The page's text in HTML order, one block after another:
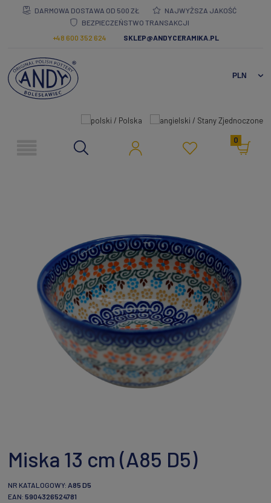
DARMOWA DOSTAWA OD 500 ZŁ
NAJWYŻSZA JAKOŚĆ
BEZPIECZEŃSTWO TRANSAKCJI
+48 600 352 624
SKLEP@ANDYCERAMIKA.PL
0
Miska 13 cm (A85 D5)
NR KATALOGOWY: A85 D5
EAN: 5904326524781